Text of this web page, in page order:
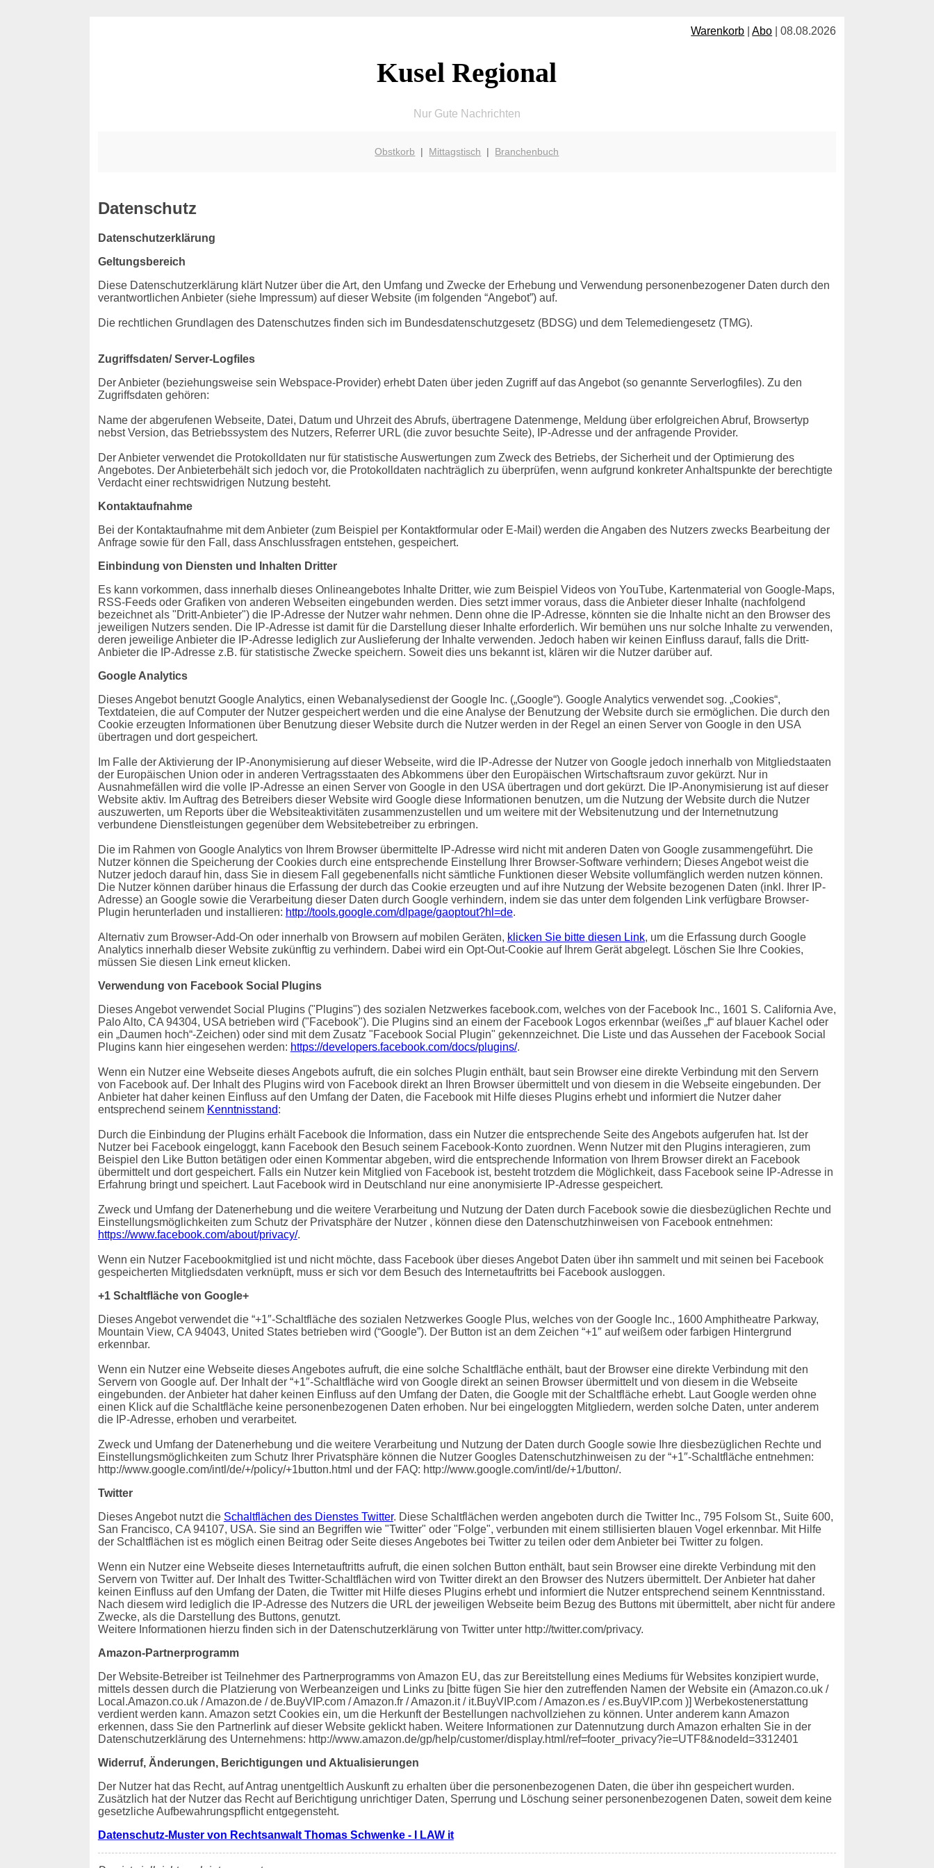
Warenkorb |Abo | 08.08.2026
Kusel Regional
Nur Gute Nachrichten
Obstkorb | Mittagstisch | Branchenbuch
Datenschutz
Datenschutzerklärung
Geltungsbereich
Diese Datenschutzerklärung klärt Nutzer über die Art, den Umfang und Zwecke der Erhebung und Verwendung personenbezogener Daten durch den
verantwortlichen Anbieter (siehe Impressum) auf dieser Website (im folgenden “Angebot”) auf.
Die rechtlichen Grundlagen des Datenschutzes finden sich im Bundesdatenschutzgesetz (BDSG) und dem Telemediengesetz (TMG).
Zugriffsdaten/ Server-Logfiles
Der Anbieter (beziehungsweise sein Webspace-Provider) erhebt Daten über jeden Zugriff auf das Angebot (so genannte Serverlogfiles). Zu den
Zugriffsdaten gehören:
Name der abgerufenen Webseite, Datei, Datum und Uhrzeit des Abrufs, übertragene Datenmenge, Meldung über erfolgreichen Abruf, Browsertyp
nebst Version, das Betriebssystem des Nutzers, Referrer URL (die zuvor besuchte Seite), IP-Adresse und der anfragende Provider.
Der Anbieter verwendet die Protokolldaten nur für statistische Auswertungen zum Zweck des Betriebs, der Sicherheit und der Optimierung des
Angebotes. Der Anbieterbehält sich jedoch vor, die Protokolldaten nachträglich zu überprüfen, wenn aufgrund konkreter Anhaltspunkte der berechtigte
Verdacht einer rechtswidrigen Nutzung besteht.
Kontaktaufnahme
Bei der Kontaktaufnahme mit dem Anbieter (zum Beispiel per Kontaktformular oder E-Mail) werden die Angaben des Nutzers zwecks Bearbeitung der
Anfrage sowie für den Fall, dass Anschlussfragen entstehen, gespeichert.
Einbindung von Diensten und Inhalten Dritter
Es kann vorkommen, dass innerhalb dieses Onlineangebotes Inhalte Dritter, wie zum Beispiel Videos von YouTube, Kartenmaterial von Google-Maps,
RSS-Feeds oder Grafiken von anderen Webseiten eingebunden werden. Dies setzt immer voraus, dass die Anbieter dieser Inhalte (nachfolgend
bezeichnet als "Dritt-Anbieter") die IP-Adresse der Nutzer wahr nehmen. Denn ohne die IP-Adresse, könnten sie die Inhalte nicht an den Browser des
jeweiligen Nutzers senden. Die IP-Adresse ist damit für die Darstellung dieser Inhalte erforderlich. Wir bemühen uns nur solche Inhalte zu verwenden,
deren jeweilige Anbieter die IP-Adresse lediglich zur Auslieferung der Inhalte verwenden. Jedoch haben wir keinen Einfluss darauf, falls die Dritt-
Anbieter die IP-Adresse z.B. für statistische Zwecke speichern. Soweit dies uns bekannt ist, klären wir die Nutzer darüber auf.
Google Analytics
Dieses Angebot benutzt Google Analytics, einen Webanalysedienst der Google Inc. („Google“). Google Analytics verwendet sog. „Cookies“,
Textdateien, die auf Computer der Nutzer gespeichert werden und die eine Analyse der Benutzung der Website durch sie ermöglichen. Die durch den
Cookie erzeugten Informationen über Benutzung dieser Website durch die Nutzer werden in der Regel an einen Server von Google in den USA
übertragen und dort gespeichert.
Im Falle der Aktivierung der IP-Anonymisierung auf dieser Webseite, wird die IP-Adresse der Nutzer von Google jedoch innerhalb von Mitgliedstaaten
der Europäischen Union oder in anderen Vertragsstaaten des Abkommens über den Europäischen Wirtschaftsraum zuvor gekürzt. Nur in
Ausnahmefällen wird die volle IP-Adresse an einen Server von Google in den USA übertragen und dort gekürzt. Die IP-Anonymisierung ist auf dieser
Website aktiv. Im Auftrag des Betreibers dieser Website wird Google diese Informationen benutzen, um die Nutzung der Website durch die Nutzer
auszuwerten, um Reports über die Websiteaktivitäten zusammenzustellen und um weitere mit der Websitenutzung und der Internetnutzung
verbundene Dienstleistungen gegenüber dem Websitebetreiber zu erbringen.
Die im Rahmen von Google Analytics von Ihrem Browser übermittelte IP-Adresse wird nicht mit anderen Daten von Google zusammengeführt. Die
Nutzer können die Speicherung der Cookies durch eine entsprechende Einstellung Ihrer Browser-Software verhindern; Dieses Angebot weist die
Nutzer jedoch darauf hin, dass Sie in diesem Fall gegebenenfalls nicht sämtliche Funktionen dieser Website vollumfänglich werden nutzen können.
Die Nutzer können darüber hinaus die Erfassung der durch das Cookie erzeugten und auf ihre Nutzung der Website bezogenen Daten (inkl. Ihrer IP-
Adresse) an Google sowie die Verarbeitung dieser Daten durch Google verhindern, indem sie das unter dem folgenden Link verfügbare Browser-
Plugin herunterladen und installieren: http://tools.google.com/dlpage/gaoptout?hl=de.
Alternativ zum Browser-Add-On oder innerhalb von Browsern auf mobilen Geräten, klicken Sie bitte diesen Link, um die Erfassung durch Google
Analytics innerhalb dieser Website zukünftig zu verhindern. Dabei wird ein Opt-Out-Cookie auf Ihrem Gerät abgelegt. Löschen Sie Ihre Cookies,
müssen Sie diesen Link erneut klicken.
Verwendung von Facebook Social Plugins
Dieses Angebot verwendet Social Plugins ("Plugins") des sozialen Netzwerkes facebook.com, welches von der Facebook Inc., 1601 S. California Ave,
Palo Alto, CA 94304, USA betrieben wird ("Facebook"). Die Plugins sind an einem der Facebook Logos erkennbar (weißes „f“ auf blauer Kachel oder
ein „Daumen hoch“-Zeichen) oder sind mit dem Zusatz "Facebook Social Plugin" gekennzeichnet. Die Liste und das Aussehen der Facebook Social
Plugins kann hier eingesehen werden: https://developers.facebook.com/docs/plugins/.
Wenn ein Nutzer eine Webseite dieses Angebots aufruft, die ein solches Plugin enthält, baut sein Browser eine direkte Verbindung mit den Servern
von Facebook auf. Der Inhalt des Plugins wird von Facebook direkt an Ihren Browser übermittelt und von diesem in die Webseite eingebunden. Der
Anbieter hat daher keinen Einfluss auf den Umfang der Daten, die Facebook mit Hilfe dieses Plugins erhebt und informiert die Nutzer daher
entsprechend seinem Kenntnisstand:
Durch die Einbindung der Plugins erhält Facebook die Information, dass ein Nutzer die entsprechende Seite des Angebots aufgerufen hat. Ist der
Nutzer bei Facebook eingeloggt, kann Facebook den Besuch seinem Facebook-Konto zuordnen. Wenn Nutzer mit den Plugins interagieren, zum
Beispiel den Like Button betätigen oder einen Kommentar abgeben, wird die entsprechende Information von Ihrem Browser direkt an Facebook
übermittelt und dort gespeichert. Falls ein Nutzer kein Mitglied von Facebook ist, besteht trotzdem die Möglichkeit, dass Facebook seine IP-Adresse in
Erfahrung bringt und speichert. Laut Facebook wird in Deutschland nur eine anonymisierte IP-Adresse gespeichert.
Zweck und Umfang der Datenerhebung und die weitere Verarbeitung und Nutzung der Daten durch Facebook sowie die diesbezüglichen Rechte und
Einstellungsmöglichkeiten zum Schutz der Privatsphäre der Nutzer , können diese den Datenschutzhinweisen von Facebook entnehmen:
https://www.facebook.com/about/privacy/.
Wenn ein Nutzer Facebookmitglied ist und nicht möchte, dass Facebook über dieses Angebot Daten über ihn sammelt und mit seinen bei Facebook
gespeicherten Mitgliedsdaten verknüpft, muss er sich vor dem Besuch des Internetauftritts bei Facebook ausloggen.
+1 Schaltfläche von Google+
Dieses Angebot verwendet die “+1″-Schaltfläche des sozialen Netzwerkes Google Plus, welches von der Google Inc., 1600 Amphitheatre Parkway,
Mountain View, CA 94043, United States betrieben wird (“Google”). Der Button ist an dem Zeichen “+1″ auf weißem oder farbigen Hintergrund
erkennbar.
Wenn ein Nutzer eine Webseite dieses Angebotes aufruft, die eine solche Schaltfläche enthält, baut der Browser eine direkte Verbindung mit den
Servern von Google auf. Der Inhalt der “+1″-Schaltfläche wird von Google direkt an seinen Browser übermittelt und von diesem in die Webseite
eingebunden. der Anbieter hat daher keinen Einfluss auf den Umfang der Daten, die Google mit der Schaltfläche erhebt. Laut Google werden ohne
einen Klick auf die Schaltfläche keine personenbezogenen Daten erhoben. Nur bei eingeloggten Mitgliedern, werden solche Daten, unter anderem
die IP-Adresse, erhoben und verarbeitet.
Zweck und Umfang der Datenerhebung und die weitere Verarbeitung und Nutzung der Daten durch Google sowie Ihre diesbezüglichen Rechte und
Einstellungsmöglichkeiten zum Schutz Ihrer Privatsphäre können die Nutzer Googles Datenschutzhinweisen zu der “+1″-Schaltfläche entnehmen:
http://www.google.com/intl/de/+/policy/+1button.html und der FAQ: http://www.google.com/intl/de/+1/button/.
Twitter
Dieses Angebot nutzt die Schaltflächen des Dienstes Twitter. Diese Schaltflächen werden angeboten durch die Twitter Inc., 795 Folsom St., Suite 600,
San Francisco, CA 94107, USA. Sie sind an Begriffen wie "Twitter" oder "Folge", verbunden mit einem stillisierten blauen Vogel erkennbar. Mit Hilfe
der Schaltflächen ist es möglich einen Beitrag oder Seite dieses Angebotes bei Twitter zu teilen oder dem Anbieter bei Twitter zu folgen.
Wenn ein Nutzer eine Webseite dieses Internetauftritts aufruft, die einen solchen Button enthält, baut sein Browser eine direkte Verbindung mit den
Servern von Twitter auf. Der Inhalt des Twitter-Schaltflächen wird von Twitter direkt an den Browser des Nutzers übermittelt. Der Anbieter hat daher
keinen Einfluss auf den Umfang der Daten, die Twitter mit Hilfe dieses Plugins erhebt und informiert die Nutzer entsprechend seinem Kenntnisstand.
Nach diesem wird lediglich die IP-Adresse des Nutzers die URL der jeweiligen Webseite beim Bezug des Buttons mit übermittelt, aber nicht für andere
Zwecke, als die Darstellung des Buttons, genutzt.
Weitere Informationen hierzu finden sich in der Datenschutzerklärung von Twitter unter http://twitter.com/privacy.
Amazon-Partnerprogramm
Der Website-Betreiber ist Teilnehmer des Partnerprogramms von Amazon EU, das zur Bereitstellung eines Mediums für Websites konzipiert wurde,
mittels dessen durch die Platzierung von Werbeanzeigen und Links zu [bitte fügen Sie hier den zutreffenden Namen der Website ein (Amazon.co.uk /
Local.Amazon.co.uk / Amazon.de / de.BuyVIP.com / Amazon.fr / Amazon.it / it.BuyVIP.com / Amazon.es / es.BuyVIP.com )] Werbekostenerstattung
verdient werden kann. Amazon setzt Cookies ein, um die Herkunft der Bestellungen nachvollziehen zu können. Unter anderem kann Amazon
erkennen, dass Sie den Partnerlink auf dieser Website geklickt haben. Weitere Informationen zur Datennutzung durch Amazon erhalten Sie in der
Datenschutzerklärung des Unternehmens: http://www.amazon.de/gp/help/customer/display.html/ref=footer_privacy?ie=UTF8&nodeId=3312401
Widerruf, Änderungen, Berichtigungen und Aktualisierungen
Der Nutzer hat das Recht, auf Antrag unentgeltlich Auskunft zu erhalten über die personenbezogenen Daten, die über ihn gespeichert wurden.
Zusätzlich hat der Nutzer das Recht auf Berichtigung unrichtiger Daten, Sperrung und Löschung seiner personenbezogenen Daten, soweit dem keine
gesetzliche Aufbewahrungspflicht entgegensteht.
Datenschutz-Muster von Rechtsanwalt Thomas Schwenke - I LAW it